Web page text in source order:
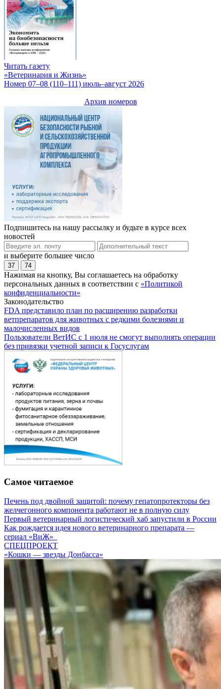
Читать газету
«Ветеринария и Жизнь»
Номер 07–08 (110–111) июль–август 2026
Архив номеров
Подпишитесь на нашу рассылку и будьте в курсе всех
новостей
и выберите большее число
37 74
Нажимая на кнопку, Вы соглашаетесь на обработку
персональных данных в соответствии с «Политикой
конфиденциальности»
Законодательство
FDA представило план по расширению разработки
ветпрепаратов для животных с редкими болезнями и
малочисленных видов
Пользователи ВетИС с 1 июля не смогут выполнять операции
без привязки учетной записи к Госуслугам
Самое читаемое
Печень под двойной защитой: почему гепатопротекторы без
желчегонного компонента работают не в полную силу
Первый ветеринарный логистический хаб запустили в России
Как рождается идея нового ветеринарного препарата —
сериал «ВиЖ»
СПЕЦПРОЕКТ
«Кошки — звезды Донбасса»